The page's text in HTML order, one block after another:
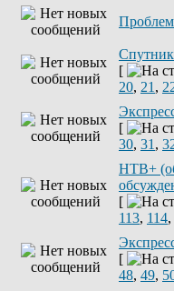
[
20, 21 ,
[
30, 31 ,
НТВ+
[
113, 114,
[
48, 49,